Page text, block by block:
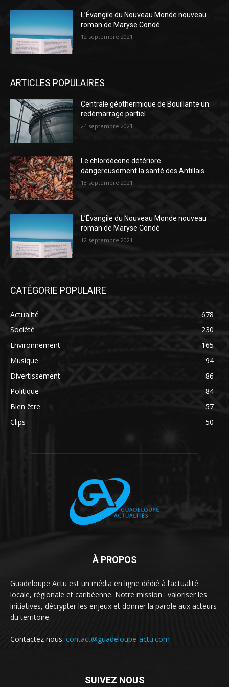
L’Évangile du Nouveau Monde nouveau
roman de Maryse Condé
12 septembre 2021
ARTICLES POPULAIRES
Centrale géothermique de Bouillante un
redémarrage partiel
24 septembre 2021
Le chlordécone détériore
dangereusement la santé des Antillais
18 septembre 2021
L’Évangile du Nouveau Monde nouveau
roman de Maryse Condé
12 septembre 2021
CATÉGORIE POPULAIRE
Actualité
678
Société
230
Environnement
165
Musique
94
Divertissement
86
Politique
84
Bien être
57
Clips
50
À PROPOS
Guadeloupe Actu est un média en ligne dédié à l’actualité
locale, régionale et caribéenne. Notre mission : valoriser les
initiatives, décrypter les enjeux et donner la parole aux acteurs
du territoire.
Contactez nous: contact@guadeloupe-actu.com
SUIVEZ NOUS